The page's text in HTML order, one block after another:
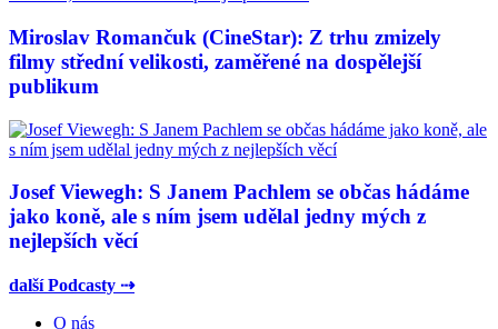
Miroslav Romančuk (CineStar): Z trhu zmizely
filmy střední velikosti, zaměřené na dospělejší
publikum
Josef Viewegh: S Janem Pachlem se občas hádáme
jako koně, ale s ním jsem udělal jedny mých z
nejlepších věcí
další Podcasty ⇢
O nás